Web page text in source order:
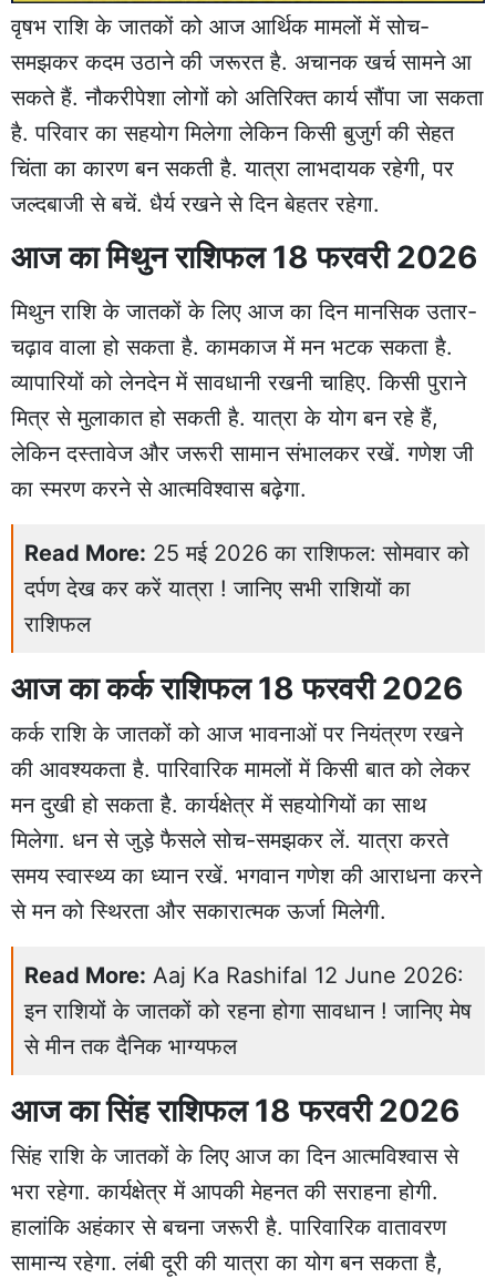
वृषभ राशि के जातकों को आज आर्थिक मामलों में सोच-
समझकर कदम उठाने की जरूरत है. अचानक खर्च सामने आ
सकते हैं. नौकरीपेशा लोगों को अतिरिक्त कार्य सौंपा जा सकता
है. परिवार का सहयोग मिलेगा लेकिन किसी बुजुर्ग की सेहत
चिंता का कारण बन सकती है. यात्रा लाभदायक रहेगी, पर
जल्दबाजी से बचें. धैर्य रखने से दिन बेहतर रहेगा.
आज का मिथुन राशिफल 18 फरवरी 2026
मिथुन राशि के जातकों के लिए आज का दिन मानसिक उतार-
चढ़ाव वाला हो सकता है. कामकाज में मन भटक सकता है.
व्यापारियों को लेनदेन में सावधानी रखनी चाहिए. किसी पुराने
मित्र से मुलाकात हो सकती है. यात्रा के योग बन रहे हैं,
लेकिन दस्तावेज और जरूरी सामान संभालकर रखें. गणेश जी
का स्मरण करने से आत्मविश्वास बढ़ेगा.
Read More: 25 मई 2026 का राशिफल: सोमवार को
दर्पण देख कर करें यात्रा ! जानिए सभी राशियों का
राशिफल
आज का कर्क राशिफल 18 फरवरी 2026
कर्क राशि के जातकों को आज भावनाओं पर नियंत्रण रखने
की आवश्यकता है. पारिवारिक मामलों में किसी बात को लेकर
मन दुखी हो सकता है. कार्यक्षेत्र में सहयोगियों का साथ
मिलेगा. धन से जुड़े फैसले सोच-समझकर लें. यात्रा करते
समय स्वास्थ्य का ध्यान रखें. भगवान गणेश की आराधना करने
से मन को स्थिरता और सकारात्मक ऊर्जा मिलेगी.
Read More: Aaj Ka Rashifal 12 June 2026:
इन राशियों के जातकों को रहना होगा सावधान ! जानिए मेष
से मीन तक दैनिक भाग्यफल
आज का सिंह राशिफल 18 फरवरी 2026
सिंह राशि के जातकों के लिए आज का दिन आत्मविश्वास से
भरा रहेगा. कार्यक्षेत्र में आपकी मेहनत की सराहना होगी.
हालांकि अहंकार से बचना जरूरी है. पारिवारिक वातावरण
सामान्य रहेगा. लंबी दूरी की यात्रा का योग बन सकता है,